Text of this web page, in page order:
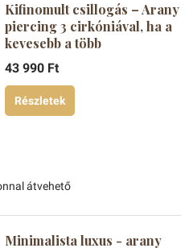
Kifinomult csillogás – Arany
piercing 3 cirkóniával, ha a
kevesebb a több
43 990 Ft
Részletek
átvehető
Minimalista luxus - arany